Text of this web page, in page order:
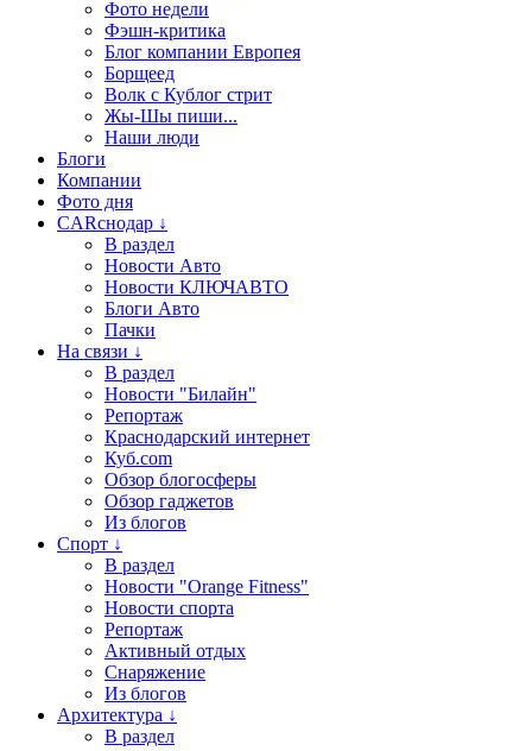
Фото недели
Фэшн-критика
Блог компании Европея
Борщеед
Волк с Кублог стрит
Жы-Шы пиши...
Наши люди
Блоги
Компании
Фото дня
CARснодар ↓
В раздел
Новости Авто
Новости КЛЮЧАВТО
Блоги Авто
Пачки
На связи ↓
В раздел
Новости "Билайн"
Репортаж
Краснодарский интернет
Куб.com
Обзор блогосферы
Обзор гаджетов
Из блогов
Спорт ↓
В раздел
Новости "Orange Fitness"
Новости спорта
Репортаж
Активный отдых
Снаряжение
Из блогов
Архитектура ↓
В раздел